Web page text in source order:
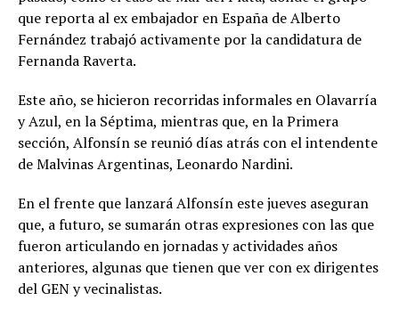
que reporta al ex embajador en España de Alberto
Fernández trabajó activamente por la candidatura de
Fernanda Raverta.
Este año, se hicieron recorridas informales en Olavarría
y Azul, en la Séptima, mientras que, en la Primera
sección, Alfonsín se reunió días atrás con el intendente
de Malvinas Argentinas, Leonardo Nardini.
En el frente que lanzará Alfonsín este jueves aseguran
que, a futuro, se sumarán otras expresiones con las que
fueron articulando en jornadas y actividades años
anteriores, algunas que tienen que ver con ex dirigentes
del GEN y vecinalistas.